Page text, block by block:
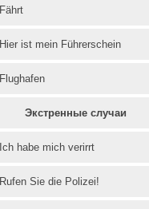
Fährt
Hier ist mein Führerschein
Flughafen
Экстренные случаи
Ich habe mich verirrt
Rufen Sie die Polizei!